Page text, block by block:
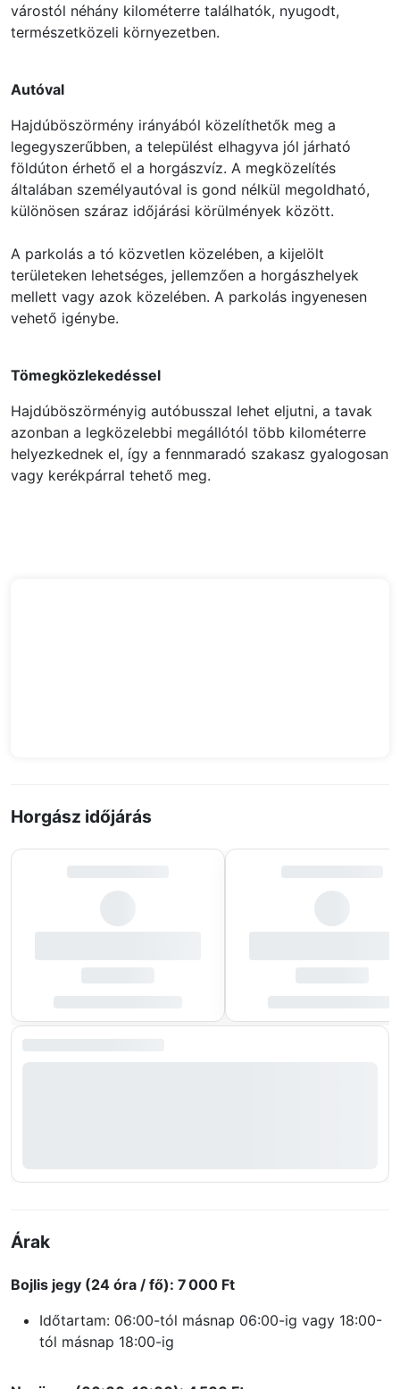
várostól néhány kilométerre találhatók, nyugodt,
természetközeli környezetben.
Autóval
Hajdúböszörmény irányából közelíthetők meg a
legegyszerűbben, a települést elhagyva jól járható
földúton érhető el a horgászvíz. A megközelítés
általában személyautóval is gond nélkül megoldható,
különösen száraz időjárási körülmények között.
A parkolás a tó közvetlen közelében, a kijelölt
területeken lehetséges, jellemzően a horgászhelyek
mellett vagy azok közelében. A parkolás ingyenesen
vehető igénybe.
Tömegközlekedéssel
Hajdúböszörményig autóbusszal lehet eljutni, a tavak
azonban a legközelebbi megállótól több kilométerre
helyezkednek el, így a fennmaradó szakasz gyalogosan
vagy kerékpárral tehető meg.
Horgász időjárás
Árak
Bojlis jegy (24 óra / fő): 7 000 Ft
Időtartam: 06:00-tól másnap 06:00-ig vagy 18:00-
tól másnap 18:00-ig